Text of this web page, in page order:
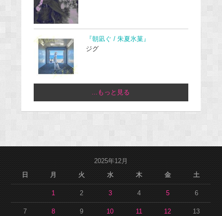
『朝凪ぐ / 朱夏氷菓』
ジグ
...もっと見る
2025年12月
日
月 火 水 木 金 土
1 2 3 4 5 6
7 8 9 10 11 12 13